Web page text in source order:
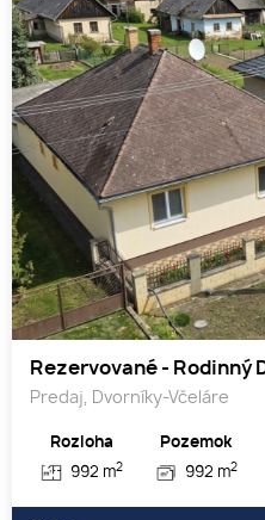
Rezervované - Rodinný
Predaj, Dvorníky-Včeláre
Rozloha
992 m2
Pozemok
992 m2